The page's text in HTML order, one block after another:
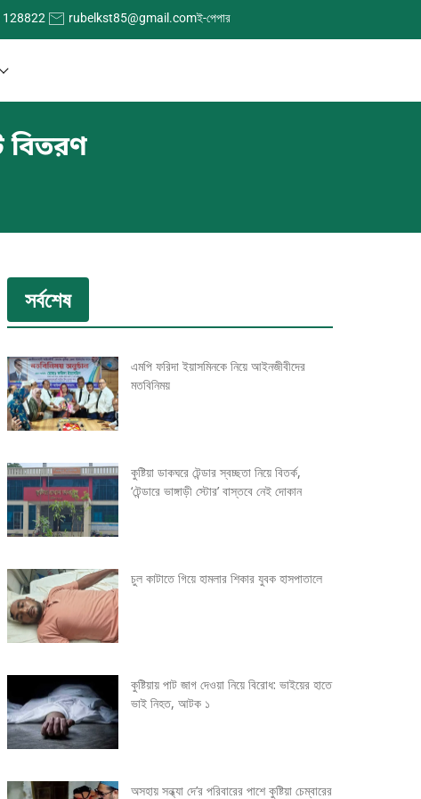
rubelkst85@gmail.comই-পেপার
বিতরণ
সর্বশেষ
এমপি ফরিদা ইয়াসমিনকে নিয়ে আইনজীবীদের
মতবিনিময়
কুষ্টিয়া ডাকঘরে টেন্ডার স্বচ্ছতা নিয়ে বিতর্ক,
‘টেন্ডারে ভাঙ্গাড়ী স্টোর’ বাস্তবে নেই দোকান
চুল কাটাতে গিয়ে হামলার শিকার যুবক হাসপাতালে
কুষ্টিয়ায় পাট জাগ দেওয়া নিয়ে বিরোধ: ভাইয়ের হাতে
ভাই নিহত, আটক ১
অসহায় সন্ধ্যা দে’র পরিবারের পাশে কুষ্টিয়া চেম্বারের